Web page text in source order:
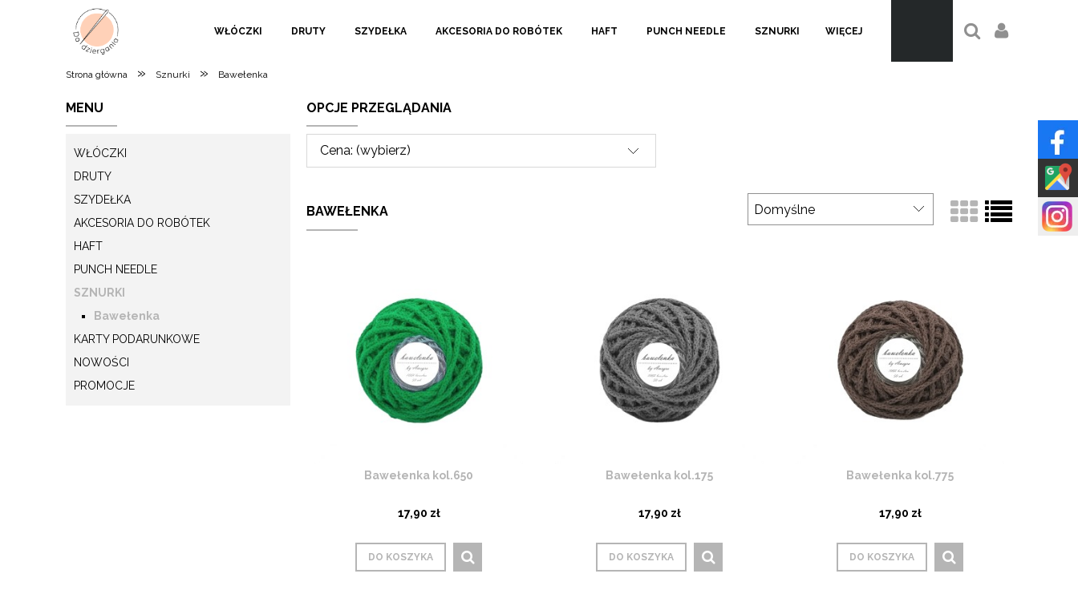
WŁÓCZKI DRUTY SZYDEŁKA AKCESORIA DO ROBÓTEK HAFT PUNCH NEEDLE SZNURKI WIĘCEJ
Strona główna » Sznurki » Bawełenka
MENU
WŁÓCZKI
DRUTY
SZYDEŁKA
AKCESORIA DO ROBÓTEK
HAFT
PUNCH NEEDLE
SZNURKI
Bawełenka
KARTY PODARUNKOWE
NOWOŚCI
PROMOCJE
OPCJE PRZEGLĄDANIA
Cena: (wybierz)
BAWEŁENKA
Bawełenka kol.650
17,90 zł
DO KOSZYKA
Bawełenka kol.175
17,90 zł
DO KOSZYKA
Bawełenka kol.775
17,90 zł
DO KOSZYKA